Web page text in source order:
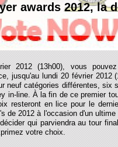
awards 2012, la
2012 (13h00), vous
jusqu'au lundi 20 février 2012
neuf catégories différentes, six
in-line. À la fin de ce premier
resteront en lice pour le
de 2012 à l'occasion d'un
qui parviendra au tour
et exprimez votre